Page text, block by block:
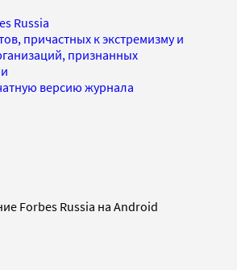
Russia
причастных к экстремизму и
признанных
версию журнала
Forbes Russia на Android